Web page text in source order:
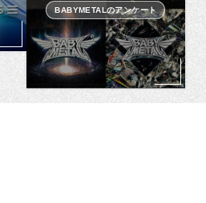
BABYMETALのアンケート